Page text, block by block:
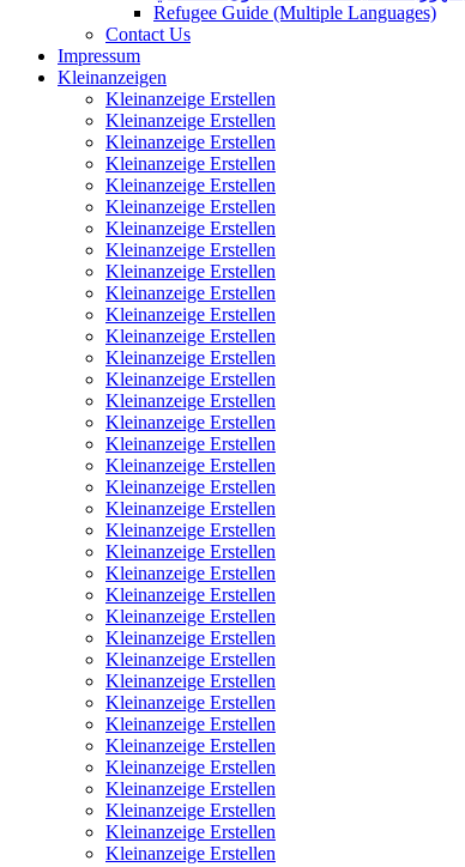
Refugee Guide (Multiple Languages)
Contact Us
Impressum
Kleinanzeigen
Kleinanzeige Erstellen
Kleinanzeige Erstellen
Kleinanzeige Erstellen
Kleinanzeige Erstellen
Kleinanzeige Erstellen
Kleinanzeige Erstellen
Kleinanzeige Erstellen
Kleinanzeige Erstellen
Kleinanzeige Erstellen
Kleinanzeige Erstellen
Kleinanzeige Erstellen
Kleinanzeige Erstellen
Kleinanzeige Erstellen
Kleinanzeige Erstellen
Kleinanzeige Erstellen
Kleinanzeige Erstellen
Kleinanzeige Erstellen
Kleinanzeige Erstellen
Kleinanzeige Erstellen
Kleinanzeige Erstellen
Kleinanzeige Erstellen
Kleinanzeige Erstellen
Kleinanzeige Erstellen
Kleinanzeige Erstellen
Kleinanzeige Erstellen
Kleinanzeige Erstellen
Kleinanzeige Erstellen
Kleinanzeige Erstellen
Kleinanzeige Erstellen
Kleinanzeige Erstellen
Kleinanzeige Erstellen
Kleinanzeige Erstellen
Kleinanzeige Erstellen
Kleinanzeige Erstellen
Kleinanzeige Erstellen
Kleinanzeige Erstellen